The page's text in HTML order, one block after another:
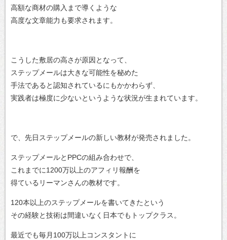
高額な商材の購入まで導くような
高度な文章能力も要求されます。
こうした敷居の高さが原因となって、
ステップメールは大きな可能性を秘めた
手法であると認知されているにもかかわらず、
実践者は極度に少ないというような状況が生まれています。
で、先日ステップメールの新しい教材が発売されました。
ステップメールとPPCの組み合わせで、
これまでに1200万以上のアフィリ報酬を
得ているリーマンさんの教材です。
120本以上のステップメールを書いてきたという
その経験と技術は間違いなく日本でもトップクラス。
最近でも毎月100万以上コンスタントに